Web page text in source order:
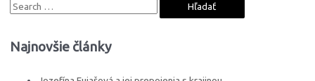
S
aNajnovšie články